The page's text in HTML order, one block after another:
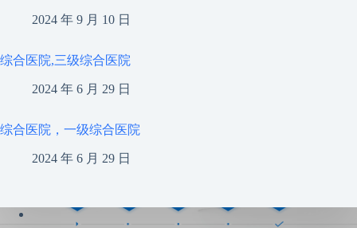
2024 年 9 月 10 日
综合医院,三级综合医院
2024 年 6 月 29 日
综合医院，一级综合医院
2024 年 6 月 29 日